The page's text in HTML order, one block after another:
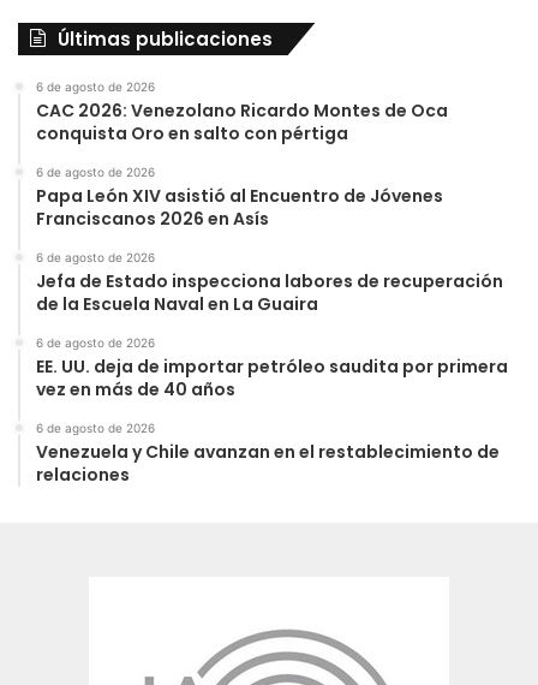
Últimas publicaciones
6 de agosto de 2026
CAC 2026: Venezolano Ricardo Montes de Oca
conquista Oro en salto con pértiga
6 de agosto de 2026
Papa León XIV asistió al Encuentro de Jóvenes
Franciscanos 2026 en Asís
6 de agosto de 2026
Jefa de Estado inspecciona labores de recuperación
de la Escuela Naval en La Guaira
6 de agosto de 2026
EE. UU. deja de importar petróleo saudita por primera
vez en más de 40 años
6 de agosto de 2026
Venezuela y Chile avanzan en el restablecimiento de
relaciones